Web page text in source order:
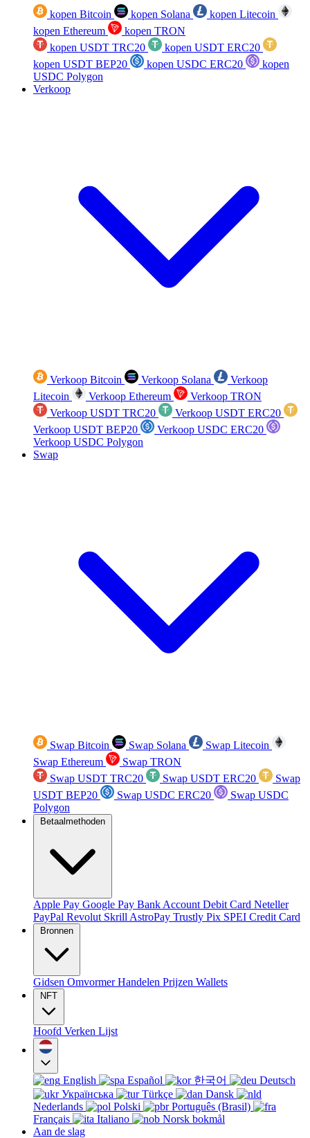
kopen Bitcoin kopen Solana
kopen Litecoin
kopen Ethereum
kopen TRON
kopen USDT TRC20
kopen USDT ERC20
kopen USDT BEP20
kopen USDC ERC20
kopen
USDC Polygon
Verkoop
Verkoop Bitcoin Verkoop Solana
Verkoop
Litecoin
Verkoop Ethereum
Verkoop TRON
Verkoop USDT TRC20
Verkoop USDT ERC20
Verkoop USDT BEP20
Verkoop USDC ERC20
Verkoop USDC Polygon
Swap
Swap Bitcoin Swap Solana
Swap Litecoin
Swap Ethereum
Swap TRON
Swap USDT TRC20
Swap USDT ERC20
Swap
USDT BEP20
Swap USDC ERC20
Swap USDC
Polygon
Betaalmethoden
Apple Pay Google Pay Bank Account Debit Card Neteller
PayPal Revolut Skrill AstroPay Trustly Pix SPEI Credit Card
Bronnen
Gidsen OmvormerHandelen Prijzen Wallets
NFT
Hoofd Verken Lijst
English Español 한국어
Deutsch
Українська
Türkçe
Dansk
Nederlands
Polski
Português (Brasil)
Français
Italiano
Norsk bokmål
Aan de slag